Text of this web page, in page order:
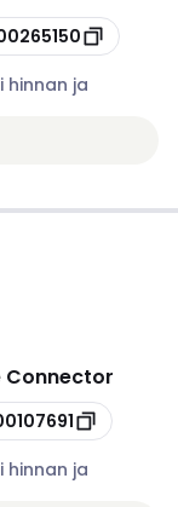
hinnan ja
Connector
hinnan ja